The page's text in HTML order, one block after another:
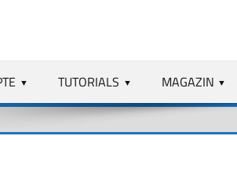
TUTORIALS MAGAZIN